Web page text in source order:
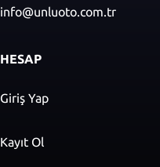
info@unluoto.com.tr
HESAP
Giriş Yap
Kayıt Ol